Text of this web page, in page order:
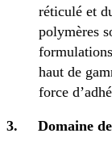
réticulé et
polymères
haut de
force
3. Domaine